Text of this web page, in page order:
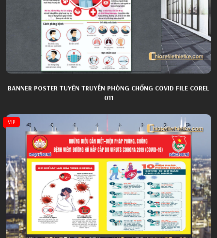
BANNER POSTER TUYÊN TRUYỀN PHÒNG CHỐNG COVID FILE COREL
011
VIP